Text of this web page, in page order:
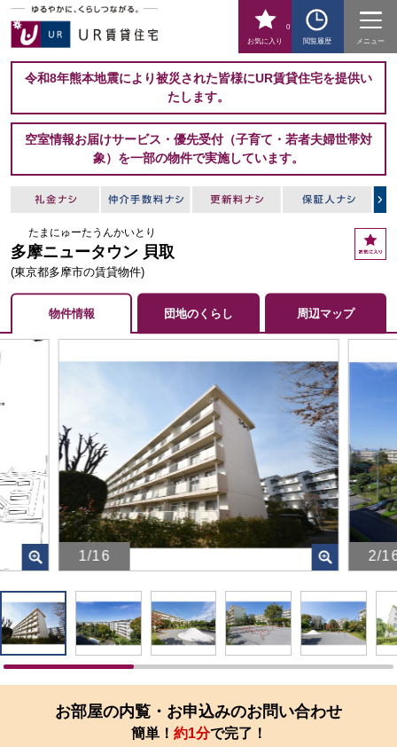
お気に入り
0
閲覧履歴
メニュー
令和8年熊本地震により被災された皆様にUR賃貸住宅を提供い
たします。
空室情報お届けサービス・優先受付（子育て・若者夫婦世帯対
象）を一部の物件で実施しています。
たまにゅーたうんかいとり
多摩ニュータウン 貝取
(東京都多摩市の賃貸物件)
お
気
物件情報 団地のくらし 周辺マップ
1/16
画
像
を
ク
リ
す
2/
画
を
ク
リ
お部屋の内覧・お申込みのお問い合わせ
簡単！ 約1分で完了！